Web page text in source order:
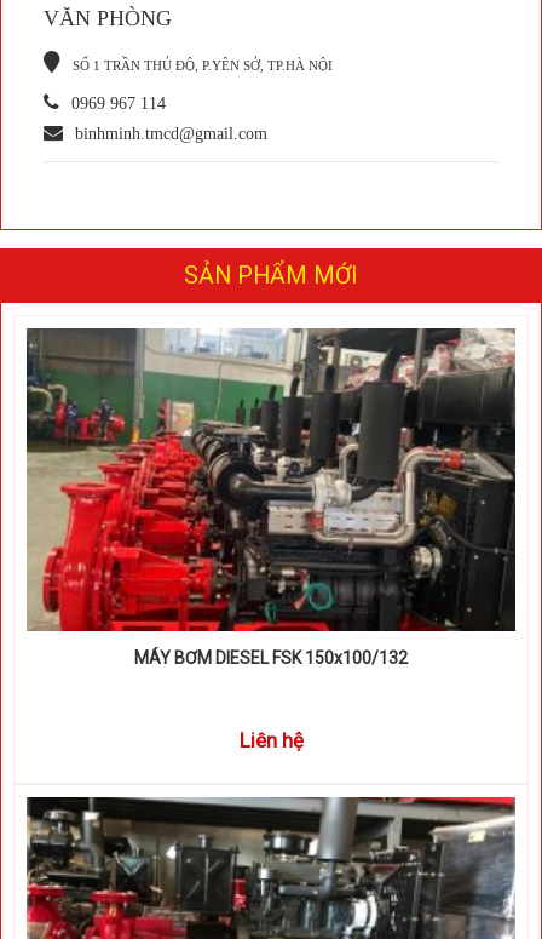
VĂN PHÒNG
SỐ 1 TRẦN THỦ ĐỘ, P.YÊN SỞ, TP.HÀ NỘI
0969 967 114
binhminh.tmcd@gmail.com
SẢN PHẨM MỚI
MÁY BƠM DIESEL FSK 150x100/132
Liên hệ